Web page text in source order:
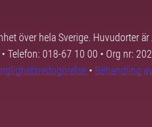
över hela Sverige. Huvudorter
Telefon: 018-67 10 00 • Org nr:
• Behandling